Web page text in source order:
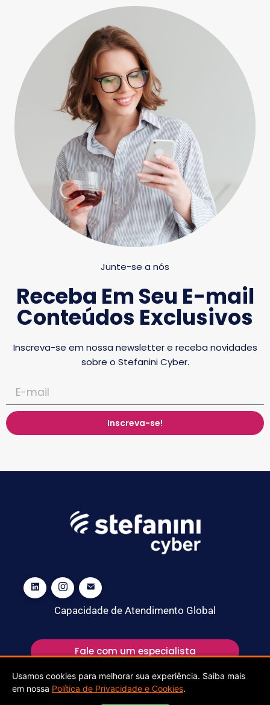
Junte-se a nós
Receba Em Seu E-mail
Conteúdos Exclusivos
Inscreva-se em nossa newsletter e receba novidades
sobre o Stefanini Cyber.
Inscreva-se!
Capacidade de Atendimento Global
Fale com um especialista
Usamos cookies para melhorar sua experiência. Saiba mais
em nossa Política de Privacidade e Cookies.